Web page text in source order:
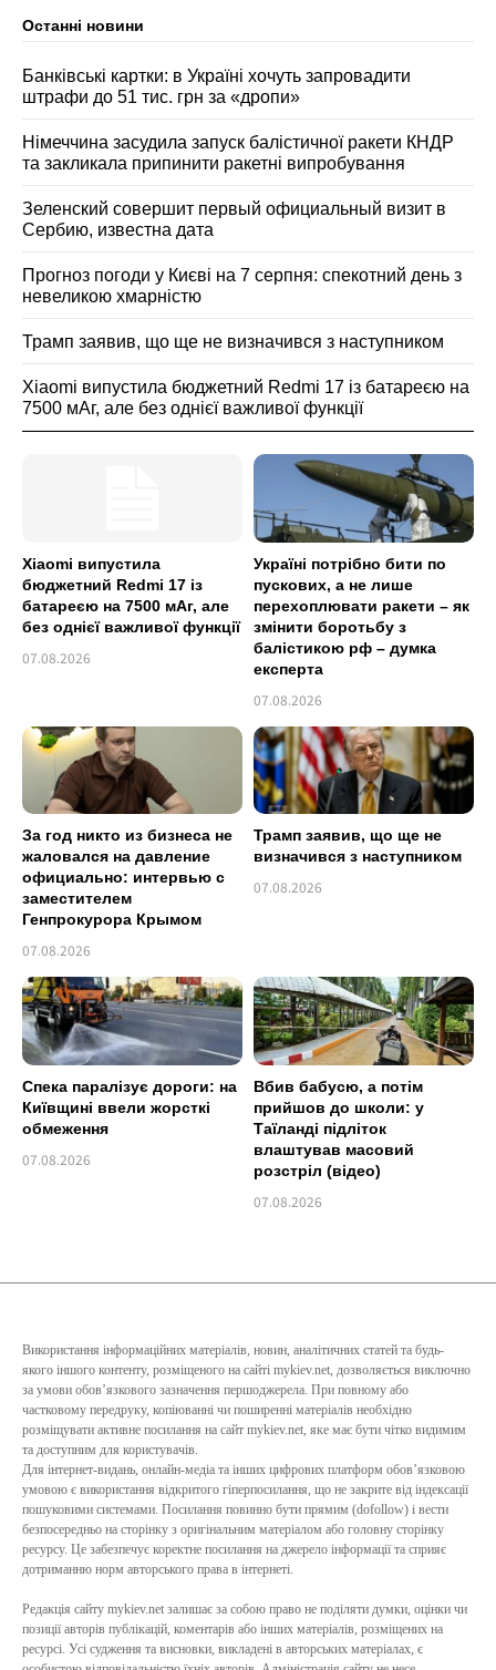
Xiaomi випустила
бюджетний Redmi 17 із
батареєю на 7500 мАг, але
без однієї важливої функції
07.08.2026
Україні потрібно бити по
пускових, а не лише
перехоплювати ракети – як
змінити боротьбу з
балістикою рф – думка
експерта
07.08.2026
За год никто из бизнеса не
жаловался на давление
официально: интервью с
заместителем
Генпрокурора Крымом
07.08.2026
Трамп заявив, що ще не
визначився з наступником
07.08.2026
Спека паралізує дороги: на
Київщині ввели жорсткі
обмеження
07.08.2026
Вбив бабусю, а потім
прийшов до школи: у
Таїланді підліток
влаштував масовий
розстріл (відео)
07.08.2026
Останні новини
Банківські картки: в Україні хочуть запровадити
штрафи до 51 тис. грн за «дропи»
Німеччина засудила запуск балістичної ракети КНДР
та закликала припинити ракетні випробування
Зеленский совершит первый официальный визит в
Сербию, известна дата
Прогноз погоди у Києві на 7 серпня: спекотний день з
невеликою хмарністю
Трамп заявив, що ще не визначився з наступником
Xiaomi випустила бюджетний Redmi 17 із батареєю на
7500 мАг, але без однієї важливої функції
Використання інформаційних матеріалів, новин, аналітичних статей та будь-
якого іншого контенту, розміщеного на сайті mykiev.net, дозволяється виключно
за умови обов’язкового зазначення першоджерела. При повному або
частковому передруку, копіюванні чи поширенні матеріалів необхідно
розміщувати активне посилання на сайт mykiev.net, яке має бути чітко видимим
та доступним для користувачів.
Для інтернет-видань, онлайн-медіа та інших цифрових платформ обов’язковою
умовою є використання відкритого гіперпосилання, що не закрите від індексації
пошуковими системами. Посилання повинно бути прямим (dofollow) і вести
безпосередньо на сторінку з оригінальним матеріалом або головну сторінку
ресурсу. Це забезпечує коректне посилання на джерело інформації та сприяє
дотриманню норм авторського права в інтернеті.
Редакція сайту mykiev.net залишає за собою право не поділяти думки, оцінки чи
позиції авторів публікацій, коментарів або інших матеріалів, розміщених на
ресурсі. Усі судження та висновки, викладені в авторських матеріалах, є